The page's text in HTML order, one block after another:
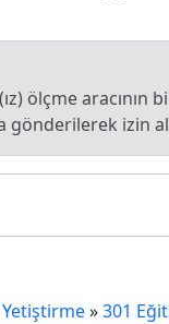
ölçme aracının
izin
»301